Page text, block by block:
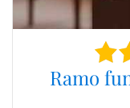
Ramo